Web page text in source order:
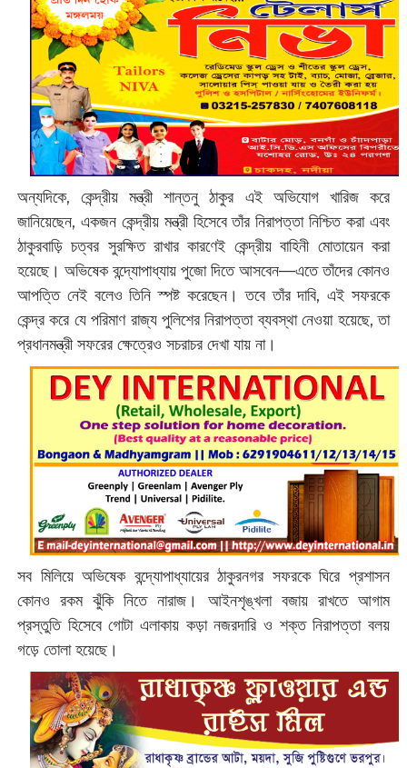
অন্যদিকে, কেন্দ্রীয় মন্ত্রী শান্তনু ঠাকুর এই অভিযোগ খারিজ করে
জানিয়েছেন, একজন কেন্দ্রীয় মন্ত্রী হিসেবে তাঁর নিরাপত্তা নিশ্চিত করা এবং
ঠাকুরবাড়ি চত্বর সুরক্ষিত রাখার কারণেই কেন্দ্রীয় বাহিনী মোতায়েন করা
হয়েছে। অভিষেক বন্দ্যোপাধ্যায় পুজো দিতে আসবেন—এতে তাঁদের কোনও
আপত্তি নেই বলেও তিনি স্পষ্ট করেছেন। তবে তাঁর দাবি, এই সফরকে
কেন্দ্র করে যে পরিমাণ রাজ্য পুলিশের নিরাপত্তা ব্যবস্থা নেওয়া হয়েছে, তা
প্রধানমন্ত্রী সফরের ক্ষেত্রেও সচরাচর দেখা যায় না।
সব মিলিয়ে অভিষেক বন্দ্যোপাধ্যায়ের ঠাকুরনগর সফরকে ঘিরে প্রশাসন
কোনও রকম ঝুঁকি নিতে নারাজ। আইনশৃঙ্খলা বজায় রাখতে আগাম
প্রস্তুতি হিসেবে গোটা এলাকায় কড়া নজরদারি ও শক্ত নিরাপত্তা বলয়
গড়ে তোলা হয়েছে।